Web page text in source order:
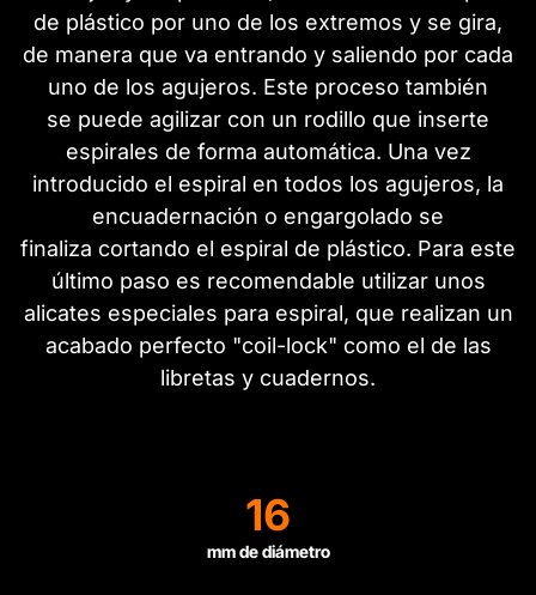
de plástico por uno de los extremos y se gira,
de manera que va entrando y saliendo por cada
uno de los agujeros. Este proceso también
se puede agilizar con un rodillo que inserte
espirales de forma automática. Una vez
introducido el espiral en todos los agujeros, la
encuadernación o engargolado se
finaliza cortando el espiral de plástico. Para este
último paso es recomendable utilizar unos
alicates especiales para espiral, que realizan un
acabado perfecto "coil-lock" como el de las
libretas y cuadernos.
16
mm de diámetro